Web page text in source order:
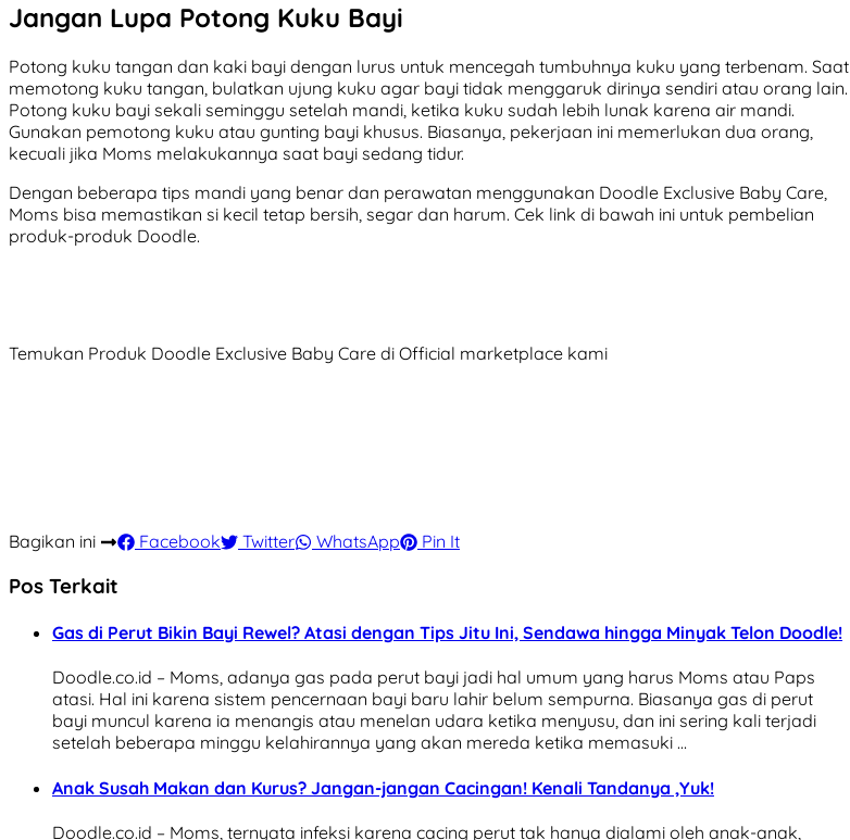
Jangan Lupa Potong Kuku Bayi
Potong kuku tangan dan kaki bayi dengan lurus untuk mencegah tumbuhnya kuku yang terbenam. Saat
memotong kuku tangan, bulatkan ujung kuku agar bayi tidak menggaruk dirinya sendiri atau orang lain.
Potong kuku bayi sekali seminggu setelah mandi, ketika kuku sudah lebih lunak karena air mandi.
Gunakan pemotong kuku atau gunting bayi khusus. Biasanya, pekerjaan ini memerlukan dua orang,
kecuali jika Moms melakukannya saat bayi sedang tidur.
Dengan beberapa tips mandi yang benar dan perawatan menggunakan Doodle Exclusive Baby Care,
Moms bisa memastikan si kecil tetap bersih, segar dan harum. Cek link di bawah ini untuk pembelian
produk-produk Doodle.
Temukan Produk Doodle Exclusive Baby Care di Official marketplace kami
Bagikan ini Facebook Twitter WhatsApp Pin It
Pos Terkait
Gas di Perut Bikin Bayi Rewel? Atasi dengan Tips Jitu Ini, Sendawa hingga Minyak Telon Doodle!
Doodle.co.id – Moms, adanya gas pada perut bayi jadi hal umum yang harus Moms atau Paps
atasi. Hal ini karena sistem pencernaan bayi baru lahir belum sempurna. Biasanya gas di perut
bayi muncul karena ia menangis atau menelan udara ketika menyusu, dan ini sering kali terjadi
setelah beberapa minggu kelahirannya yang akan mereda ketika memasuki …
Anak Susah Makan dan Kurus? Jangan-jangan Cacingan! Kenali Tandanya ,Yuk!
Doodle.co.id – Moms, ternyata infeksi karena cacing perut tak hanya dialami oleh anak-anak,